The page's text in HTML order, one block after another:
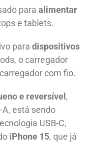
para alimentar
e tablets.
para dispositivos
o carregador
com fio.
e reversível ,
A, está sendo
USB-C,
iPhone 15, que já